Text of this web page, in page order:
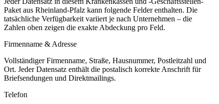
Paket aus Rheinland-Pfalz kann folgende Felder enthalten. Die
tatsächliche Verfügbarkeit variiert je nach Unternehmen – die
Zahlen oben zeigen die exakte Abdeckung pro Feld.
Firmenname & Adresse
Vollständiger Firmenname, Straße, Hausnummer, Postleitzahl und
Ort. Jeder Datensatz enthält die postalisch korrekte Anschrift für
Briefsendungen und Direktmailings.
Telefon